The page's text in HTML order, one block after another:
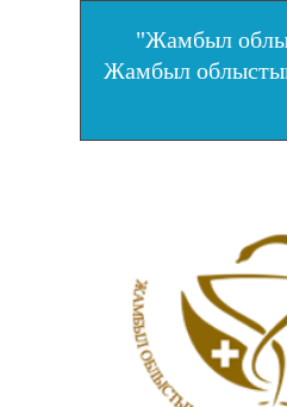
"Жамбыл
Жамбыл